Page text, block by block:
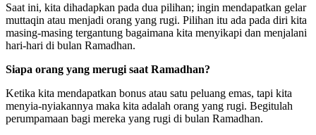
Saat ini, kita dihadapkan pada dua pilihan; ingin mendapatkan gelar
muttaqin atau menjadi orang yang rugi. Pilihan itu ada pada diri kita
masing-masing tergantung bagaimana kita menyikapi dan menjalani
hari-hari di bulan Ramadhan.
Siapa orang yang merugi saat Ramadhan?
Ketika kita mendapatkan bonus atau satu peluang emas, tapi kita
menyia-nyiakannya maka kita adalah orang yang rugi. Begitulah
perumpamaan bagi mereka yang rugi di bulan Ramadhan.